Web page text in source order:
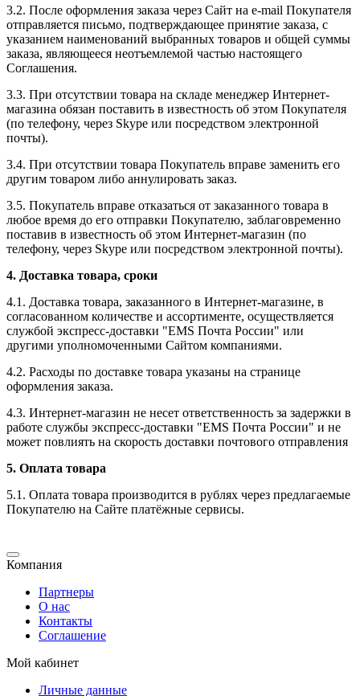
3.2. После оформления заказа через Сайт на e-mail Покупателя
отправляется письмо, подтверждающее принятие заказа, с
указанием наименований выбранных товаров и общей суммы
заказа, являющееся неотъемлемой частью настоящего
Соглашения.
3.3. При отсутствии товара на складе менеджер Интернет-
магазина обязан поставить в известность об этом Покупателя
(по телефону, через Skype или посредством электронной
почты).
3.4. При отсутствии товара Покупатель вправе заменить его
другим товаром либо аннулировать заказ.
3.5. Покупатель вправе отказаться от заказанного товара в
любое время до его отправки Покупателю, заблаговременно
поставив в известность об этом Интернет-магазин (по
телефону, через Skype или посредством электронной почты).
4. Доставка товара, сроки
4.1. Доставка товара, заказанного в Интернет-магазине, в
согласованном количестве и ассортименте, осуществляется
службой экспресс-доставки "EMS Почта России" или
другими уполномоченными Сайтом компаниями.
4.2. Расходы по доставке товара указаны на странице
оформления заказа.
4.3. Интернет-магазин не несет ответственность за задержки в
работе службы экспресс-доставки "EMS Почта России" и не
может повлиять на скорость доставки почтового отправления
5. Оплата товара
5.1. Оплата товара производится в рублях через предлагаемые
Покупателю на Сайте платёжные сервисы.
Компания
Партнеры
О нас
Контакты
Соглашение
Мой кабинет
Личные данные